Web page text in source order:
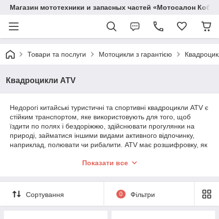
Магазин мототехники и запасных частей «Мотосалон
Товари та послуги Мотоцикли з гарантією
Квадроцикли ATV
Недорогі китайські туристичні та спортивні квадроцикли ATV є
стійким транспортом, яке використовують для того, щоб
їздити по полях і бездоріжжю, здійснювати прогулянки на
природі, займатися іншими видами активного відпочинку,
наприклад, полювати чи рибалити. ATV має розшифровку, як
Китайські утилітарні всюдиходи та
На цій сторінці нашого сайту ви знайдете утилітарні потужні
квадроцикли, а також недорогі туристичні та спортивні
Показати все
Сортування 0 Фільтри